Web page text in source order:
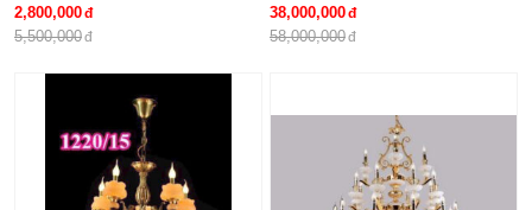
2,800,000
5,500,000
nhiên
Số lượng tay : 24 tay
38,000,000
58,000,000